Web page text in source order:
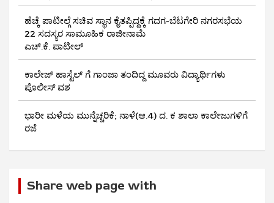
ಹೆಚ್ಕೆ ಪಾಟೀಲ್ಗೆ ಸಚಿವ ಸ್ಥಾನ ಕೈತಪ್ಪಿದ್ದಕ್ಕೆ ಗದಗ-ಬೆಟಗೇರಿ ನಗರಸಭೆಯ
22 ಸದಸ್ಯರ ಸಾಮೂಹಿಕ ರಾಜೀನಾಮೆ
ಎಚ್.ಕೆ. ಪಾಟೀಲ್
ಕಾಲೇಜ್ ಹಾಸ್ಟೆಲ್ ಗೆ ಗಾಂಜಾ ತಂದಿದ್ದ ಮೂವರು ವಿದ್ಯಾರ್ಥಿಗಳು
ಪೊಲೀಸ್ ವಶ
ಭಾರೀ ಮಳೆಯ ಮುನ್ನೆಚ್ಚರಿಕೆ; ನಾಳೆ(ಆ.4) ದ. ಕ ಶಾಲಾ ಕಾಲೇಜುಗಳಿಗೆ
ರಜೆ
Share web page with